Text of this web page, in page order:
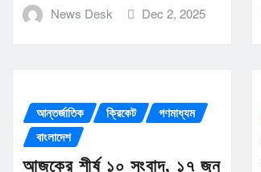
News Desk Dec 2, 2025
আন্তর্জাতিক ক্রিকেট
গণমাধ্যম
বাংলাদেশ
আজকের শীর্ষ ১০ সংবাদ, ১৭ জুন